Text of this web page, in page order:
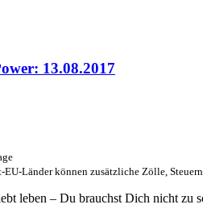
13.08.2017
Länder können zusätzliche Zölle,
leben – Du brauchst Dich nicht zu